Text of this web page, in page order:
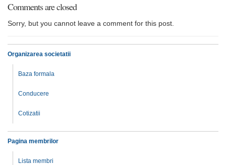
Comments are closed
Sorry, but you cannot leave a comment for this post.
Organizarea societatii
Baza formala
Conducere
Cotizatii
Pagina membrilor
Lista membri